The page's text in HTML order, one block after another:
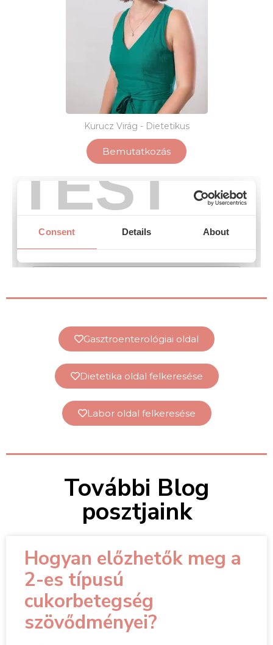
Kurucz Virág - Dietetikus
Bemutatkozás
Gasztroenterológiai oldal
Dietetika oldal felkeresése
Labor oldal felkeresése
További Blog
posztjaink
Hogyan előzhetők meg a
2-es típusú
cukorbetegség
szövődményei?